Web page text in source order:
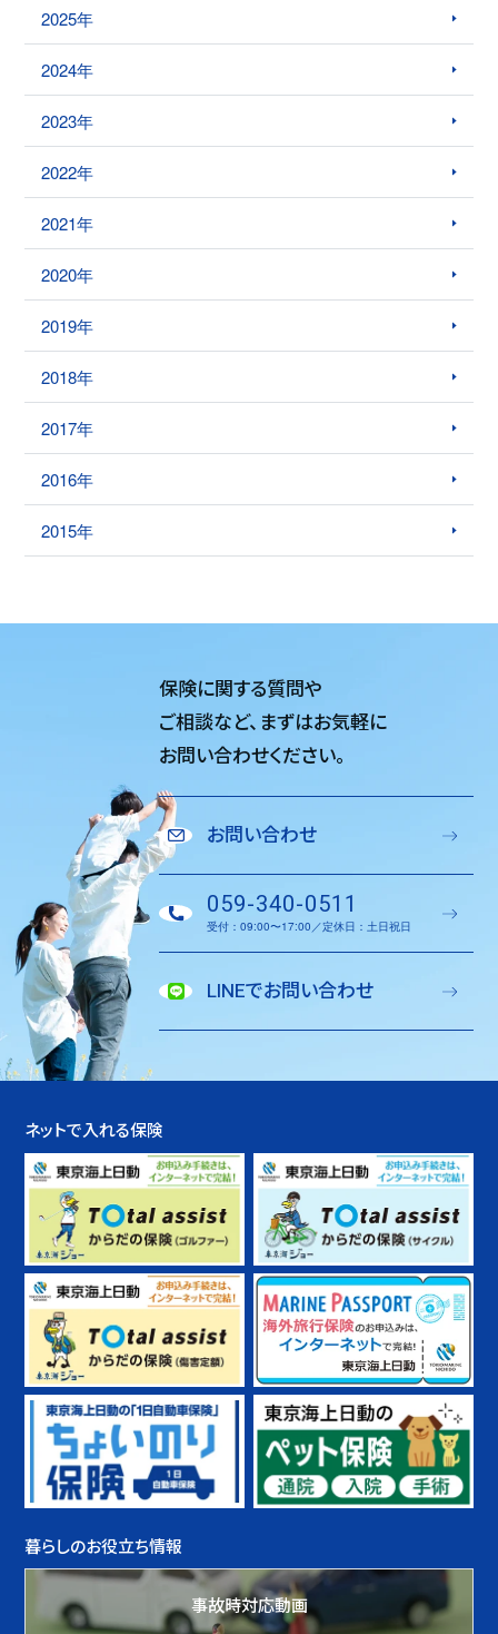
2025年
2024年
2023年
2022年
2021年
2020年
2019年
2018年
2017年
2016年
2015年
保険に関する質問や
ご相談など、 まずはお気軽に
お問い合わせください。
お問い合わせ
059-340-0511
受付：09:00〜17:00／定休日：土日祝日
LINEでお問い合わせ
ネットで入れる保険
暮らしのお役立ち情報
事故時対応動画